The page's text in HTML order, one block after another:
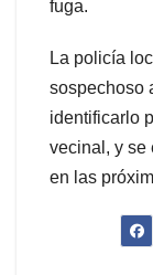
fuga.
La policía
sospechoso
identificarlo
vecinal, y se
en las